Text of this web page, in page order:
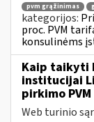
pvm grąžinimas
kategorijos:
proc. PVM
konsulinėms
Kaip taikyti
institucijai
pirkimo
Web turinio